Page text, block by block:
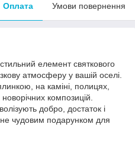
Оплата Умови повернення
елемент святкового
атмосферу у вашій оселі.
на каміні, полицях,
композицій.
добро, достаток і
чудовим подарунком для